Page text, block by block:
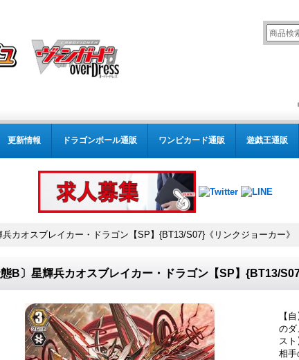
更新情報 ドラゴンボール通販 ワンピカード通販 遊戯王通販
カオスブレイカー・ドラゴン【SP】{BT13/S07}《リンクジョーカー》
B〕星輝兵カオスブレイカー・ドラゴン【SP】{BT13/
【
のダ
ス
相手